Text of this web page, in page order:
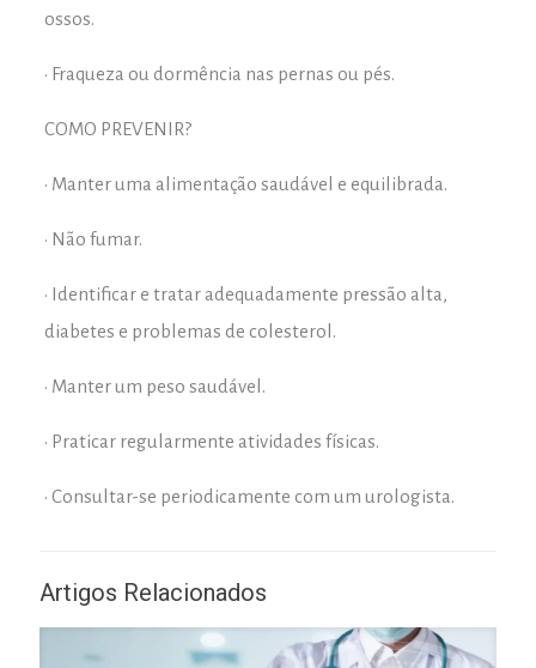
ossos.
• Fraqueza ou dormência nas pernas ou pés.
COMO PREVENIR?
• Manter uma alimentação saudável e equilibrada.
• Não fumar.
• Identificar e tratar adequadamente pressão alta,
diabetes e problemas de colesterol.
• Manter um peso saudável.
• Praticar regularmente atividades físicas.
• Consultar-se periodicamente com um urologista.
Artigos Relacionados